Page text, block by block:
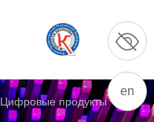
Цифровые продукты
en